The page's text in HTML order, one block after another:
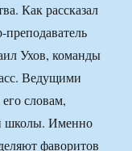
Как рассказал
преподаватель
Ухов, команды
Ведущими
словам,
школы. Именно
фаворитов